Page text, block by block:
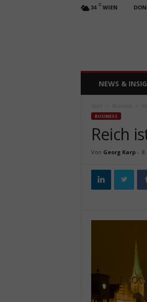
34 C WIEN
A
NEWS &
BUSINESS
Reich
Von Georg Karp-